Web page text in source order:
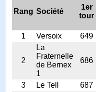
Rang Société
1er
tour
1 Versoix 649
2
La
Fraternelle
de Bernex
1
686
3 Le Tell 687